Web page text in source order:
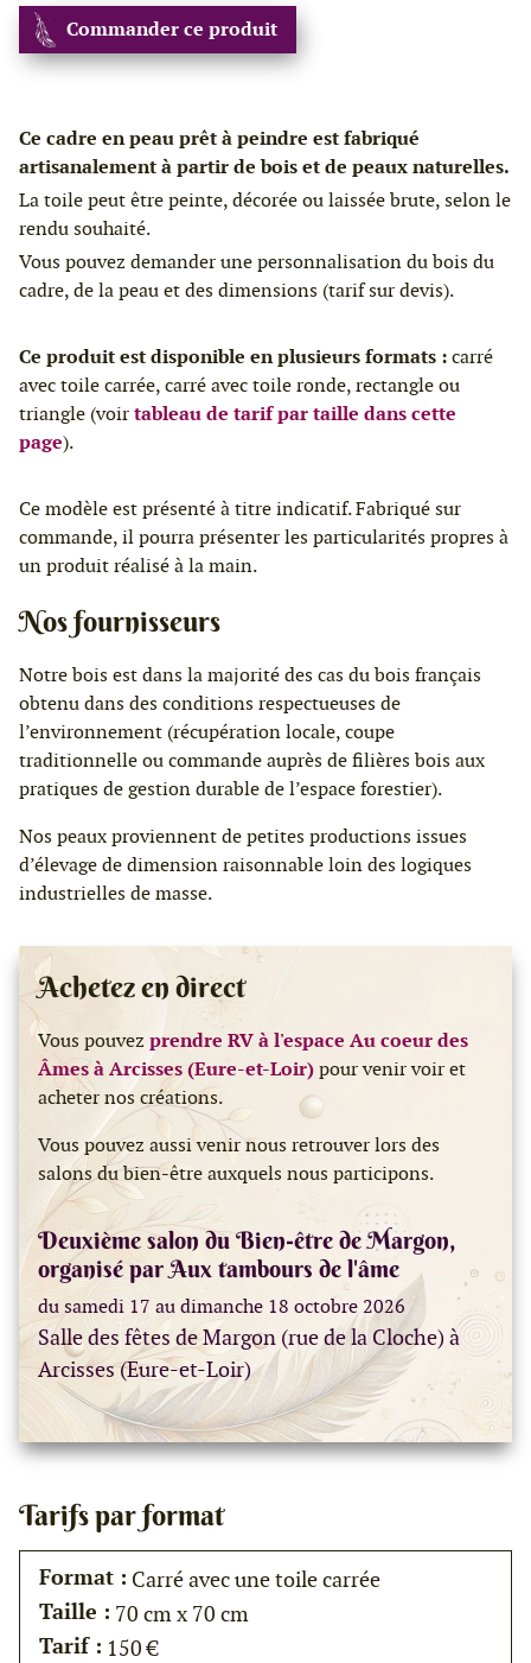
Commander ce produit
Ce cadre en peau prêt à peindre est fabriqué
artisanalement à partir de bois et de peaux naturelles.
La toile peut être peinte, décorée ou laissée brute, selon le
rendu souhaité.
Vous pouvez demander une personnalisation du bois du
cadre, de la peau et des dimensions (tarif sur devis).
Ce produit est disponible en plusieurs formats :carré
avec toile carrée, carré avec toile ronde, rectangle ou
triangle (voirtableau de tarif par taille dans cette
page).
Ce modèle est présenté à titre indicatif. Fabriqué sur
commande, il pourra présenter les particularités propres à
un produit réalisé à la main.
Nos fournisseurs
Notre bois est dans la majorité des cas du bois français
obtenu dans des conditions respectueuses de
l’environnement (récupération locale, coupe
traditionnelle ou commande auprès de filières bois aux
pratiques de gestion durable de l’espace forestier).
Nos peaux proviennent de petites productions issues
d’élevage de dimension raisonnable loin des logiques
industrielles de masse.
Achetez en direct
Vous pouvez prendre RV à l'espace Au coeur des
Âmes à Arcisses (Eure-et-Loir)pour venir voir et
acheter nos créations.
Vous pouvez aussi venir nous retrouver lors des
salons du bien-être auxquels nous participons.
Deuxième salon du Bien-être de Margon,
organisé par Aux tambours de l'âme
du samedi 17 au dimanche 18 octobre 2026
Salle des fêtes de Margon (rue de la Cloche) à
Arcisses (Eure-et-Loir)
Tarifs par format
Format : Carré avec une toile carrée
Taille : 70 cm x 70 cm
Tarif : 150 €